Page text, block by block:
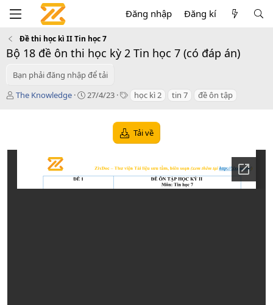
Đăng nhập Đăng kí
Đề thi học kì II Tin học 7
Bộ 18 đề ôn thi học kỳ 2 Tin học 7 (có đáp án)
Bạn phải đăng nhập để tải
T
ả
The Knowledge
C
27/4/23
T học kì 2 tin 7 đề ôn tập
Tải về